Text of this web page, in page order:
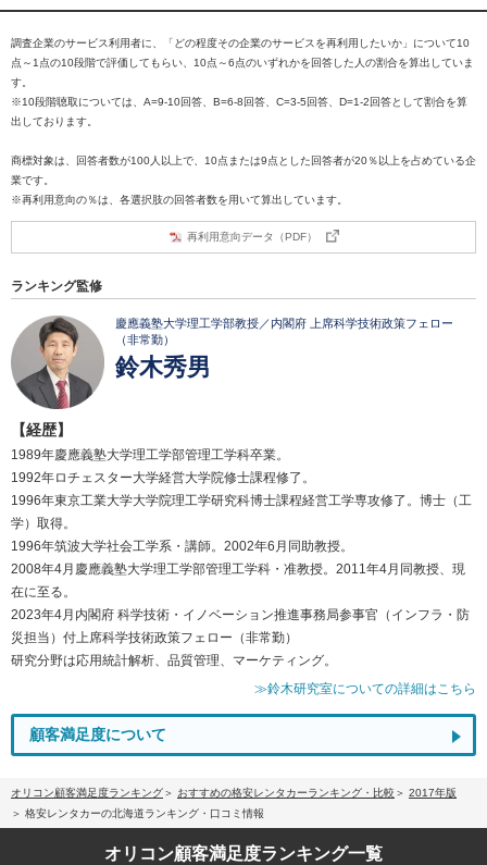
調査企業のサービス利用者に、「どの程度その企業のサービスを再利用したいか」について10
点～1点の10段階で評価してもらい、10点～6点のいずれかを回答した人の割合を算出していま
す。
※10段階聴取については、A=9-10回答、B=6-8回答、C=3-5回答、D=1-2回答として割合を算
出しております。
商標対象は、回答者数が100人以上で、10点または9点とした回答者が20％以上を占めている企
業です。
※再利用意向の％は、各選択肢の回答者数を用いて算出しています。
再利用意向データ（PDF）
ランキング監修
慶應義塾大学理工学部教授／内閣府 上席科学技術政策フェロー
（非常勤）
鈴木秀男
【経歴】
1989年慶應義塾大学理工学部管理工学科卒業。
1992年ロチェスター大学経営大学院修士課程修了。
1996年東京工業大学大学院理工学研究科博士課程経営工学専攻修了。博士（工
学）取得。
1996年筑波大学社会工学系・講師。2002年6月同助教授。
2008年4月慶應義塾大学理工学部管理工学科・准教授。2011年4月同教授、現
在に至る。
2023年4月内閣府 科学技術・イノベーション推進事務局参事官（インフラ・防
災担当）付上席科学技術政策フェロー（非常勤）
研究分野は応用統計解析、品質管理、マーケティング。
≫鈴木研究室についての詳細はこちら
顧客満足度について
オリコン顧客満足度ランキング おすすめの格安レンタカーランキング・比較
2017年版
格安レンタカーの北海道ランキング・口コミ情報
オリコン顧客満足度ランキング一覧